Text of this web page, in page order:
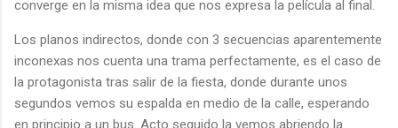
converge en la misma idea que nos expresa la película al final.
Los planos indirectos, donde con 3 secuencias aparentemente
inconexas nos cuenta una trama perfectamente, es el caso de
la protagonista tras salir de la fiesta, donde durante unos
segundos vemos su espalda en medio de la calle, esperando
en principio a un bus. Acto seguido la vemos abriendo la